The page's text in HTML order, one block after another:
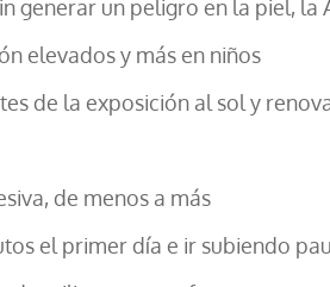
generar un peligro en la piel,
elevados y más en niños
de la exposición al sol y
de menos a más
el primer día e ir subiendo